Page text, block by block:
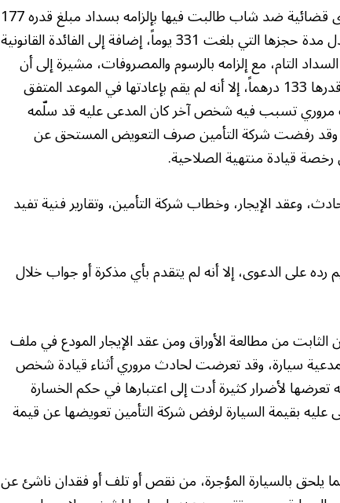
وفي التفاصيل، أقامت شركة لتأجير السيارات دعوى قضائية ضد شاب طالبت فيها بإلزامه بسداد مبلغ قدره 177
ألفاً و454 درهماً، يمثل قيمة السيارة المستأجرة وبدل مدة حجزها التي بلغت 331 يوماً، إضافة إلى الفائدة القانونية
السداد التام، مع إلزامه بالرسوم والمصروفات، مشيرة إلى أن
المدعى عليه استأجر منها سيارة مقابل أجرة يومية قدرها 133 درهماً، إلا أنه لم يقم بإعادتها في الموعد المتفق
مروري تسبب فيه شخص آخر كان المدعى عليه قد سلّمه
وقد رفضت شركة التأمين صرف التعويض المستحق عن
قيادة منتهية الصلاحية.
وعقد الإيجار، وخطاب شركة التأمين، وتقارير فنية تفيد
على الدعوى، إلا أنه لم يتقدم بأي مذكرة أو جواب خلال
من مطالعة الأوراق ومن عقد الإيجار المودع في ملف
سيارة، وقد تعرضت لحادث مروري أثناء قيادة شخص
لأضرار كثيرة أدت إلى اعتبارها في حكم الخسارة
عليه بقيمة السيارة لرفض شركة التأمين تعويضها عن قيمة
يلحق بالسيارة المؤجرة، من نقص أو تلف أو فقدان ناشئ عن